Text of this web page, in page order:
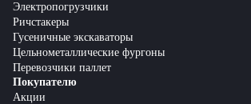
Электропогрузчики
Ричстакеры
Гусеничные экскаваторы
Цельнометаллические фургоны
Перевозчики паллет
Покупателю
Акции